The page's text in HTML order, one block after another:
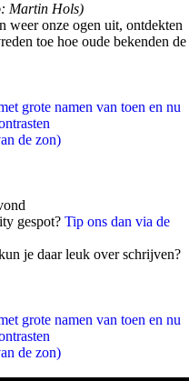
Martin Hols)
weer onze ogen uit, ontdekten
toe hoe oude bekenden de
grote namen van toen en nu
de zon)
gespot? Tip ons dan via de
je daar leuk over schrijven?
grote namen van toen en nu
de zon)